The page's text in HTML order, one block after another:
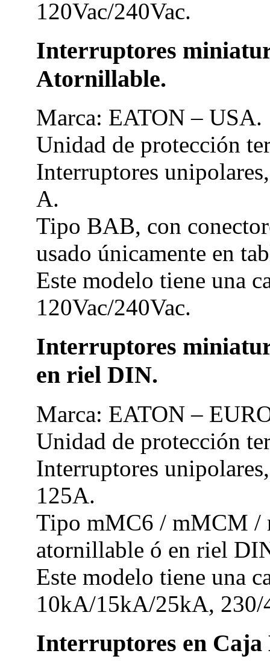
120Vac/240Vac.
Interruptores
Atornillable.
Marca: EATON – USA.
Unidad de protección
Interruptores
A.
Tipo BAB, con
usado únicamente en
Este modelo tiene una
120Vac/240Vac.
Interruptores
en riel DIN.
Marca: EATON –
Unidad de protección
Interruptores
125A.
Tipo mMC6 / mMCM /
atornillable ó en riel
Este modelo tiene una
10kA/15kA/25kA, 230/
Interruptores en Caja